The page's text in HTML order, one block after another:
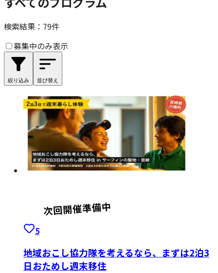
検索結果： 79件
募集中のみ表示
絞り込み 並び替え
5
地域おこし協力隊を考えるなら、まずは2泊3
日おためし週末移住